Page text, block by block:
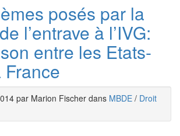
posés par la
l’entrave à l’IVG:
entre les Etats-
par Marion Fischer dans MBDE / Droit